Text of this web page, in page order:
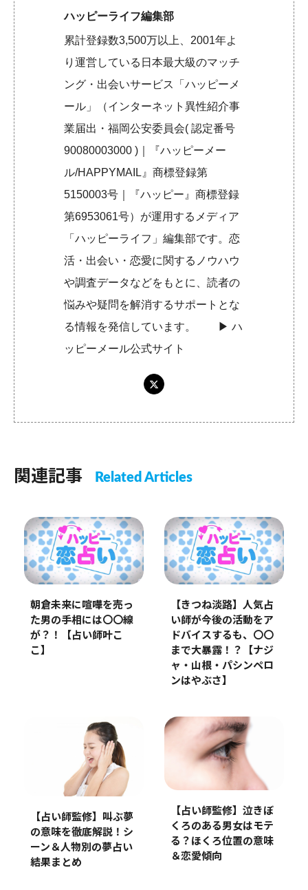
ハッピーライフ編集部
累計登録数3,500万以上、2001年よ
り運営している日本最大級のマッチ
ング・出会いサービス「ハッピーメ
ール」（インターネット異性紹介事
業届出・福岡公安委員会( 認定番号
90080003000 )｜『ハッピーメー
ル/HAPPYMAIL』商標登録第
5150003号｜『ハッピー』商標登録
第6953061号）が運用するメディア
「ハッピーライフ」編集部です。恋
活・出会い・恋愛に関するノウハウ
や調査データなどをもとに、読者の
悩みや疑問を解消するサポートとな
る情報を発信しています。 ▶︎ハ
ッピーメール公式サイト
関連記事 Related Articles
朝倉未来に喧嘩を売っ
た男の手相には〇〇線
が？！【占い師叶こ
こ】
【きつね淡路】人気占
い師が今後の活動をア
ドバイスするも、〇〇
まで大暴露！？【ナジ
ャ・山根・パシンペロ
ンはやぶさ】
【占い師監修】叫ぶ夢
の意味を徹底解説！シ
ーン＆人物別の夢占い
結果まとめ
【占い師監修】泣きぼ
くろのある男女はモテ
る？ほくろ位置の意味
＆恋愛傾向